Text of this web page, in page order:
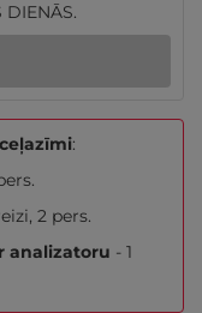
:
2 pers.
analizatoru - 1